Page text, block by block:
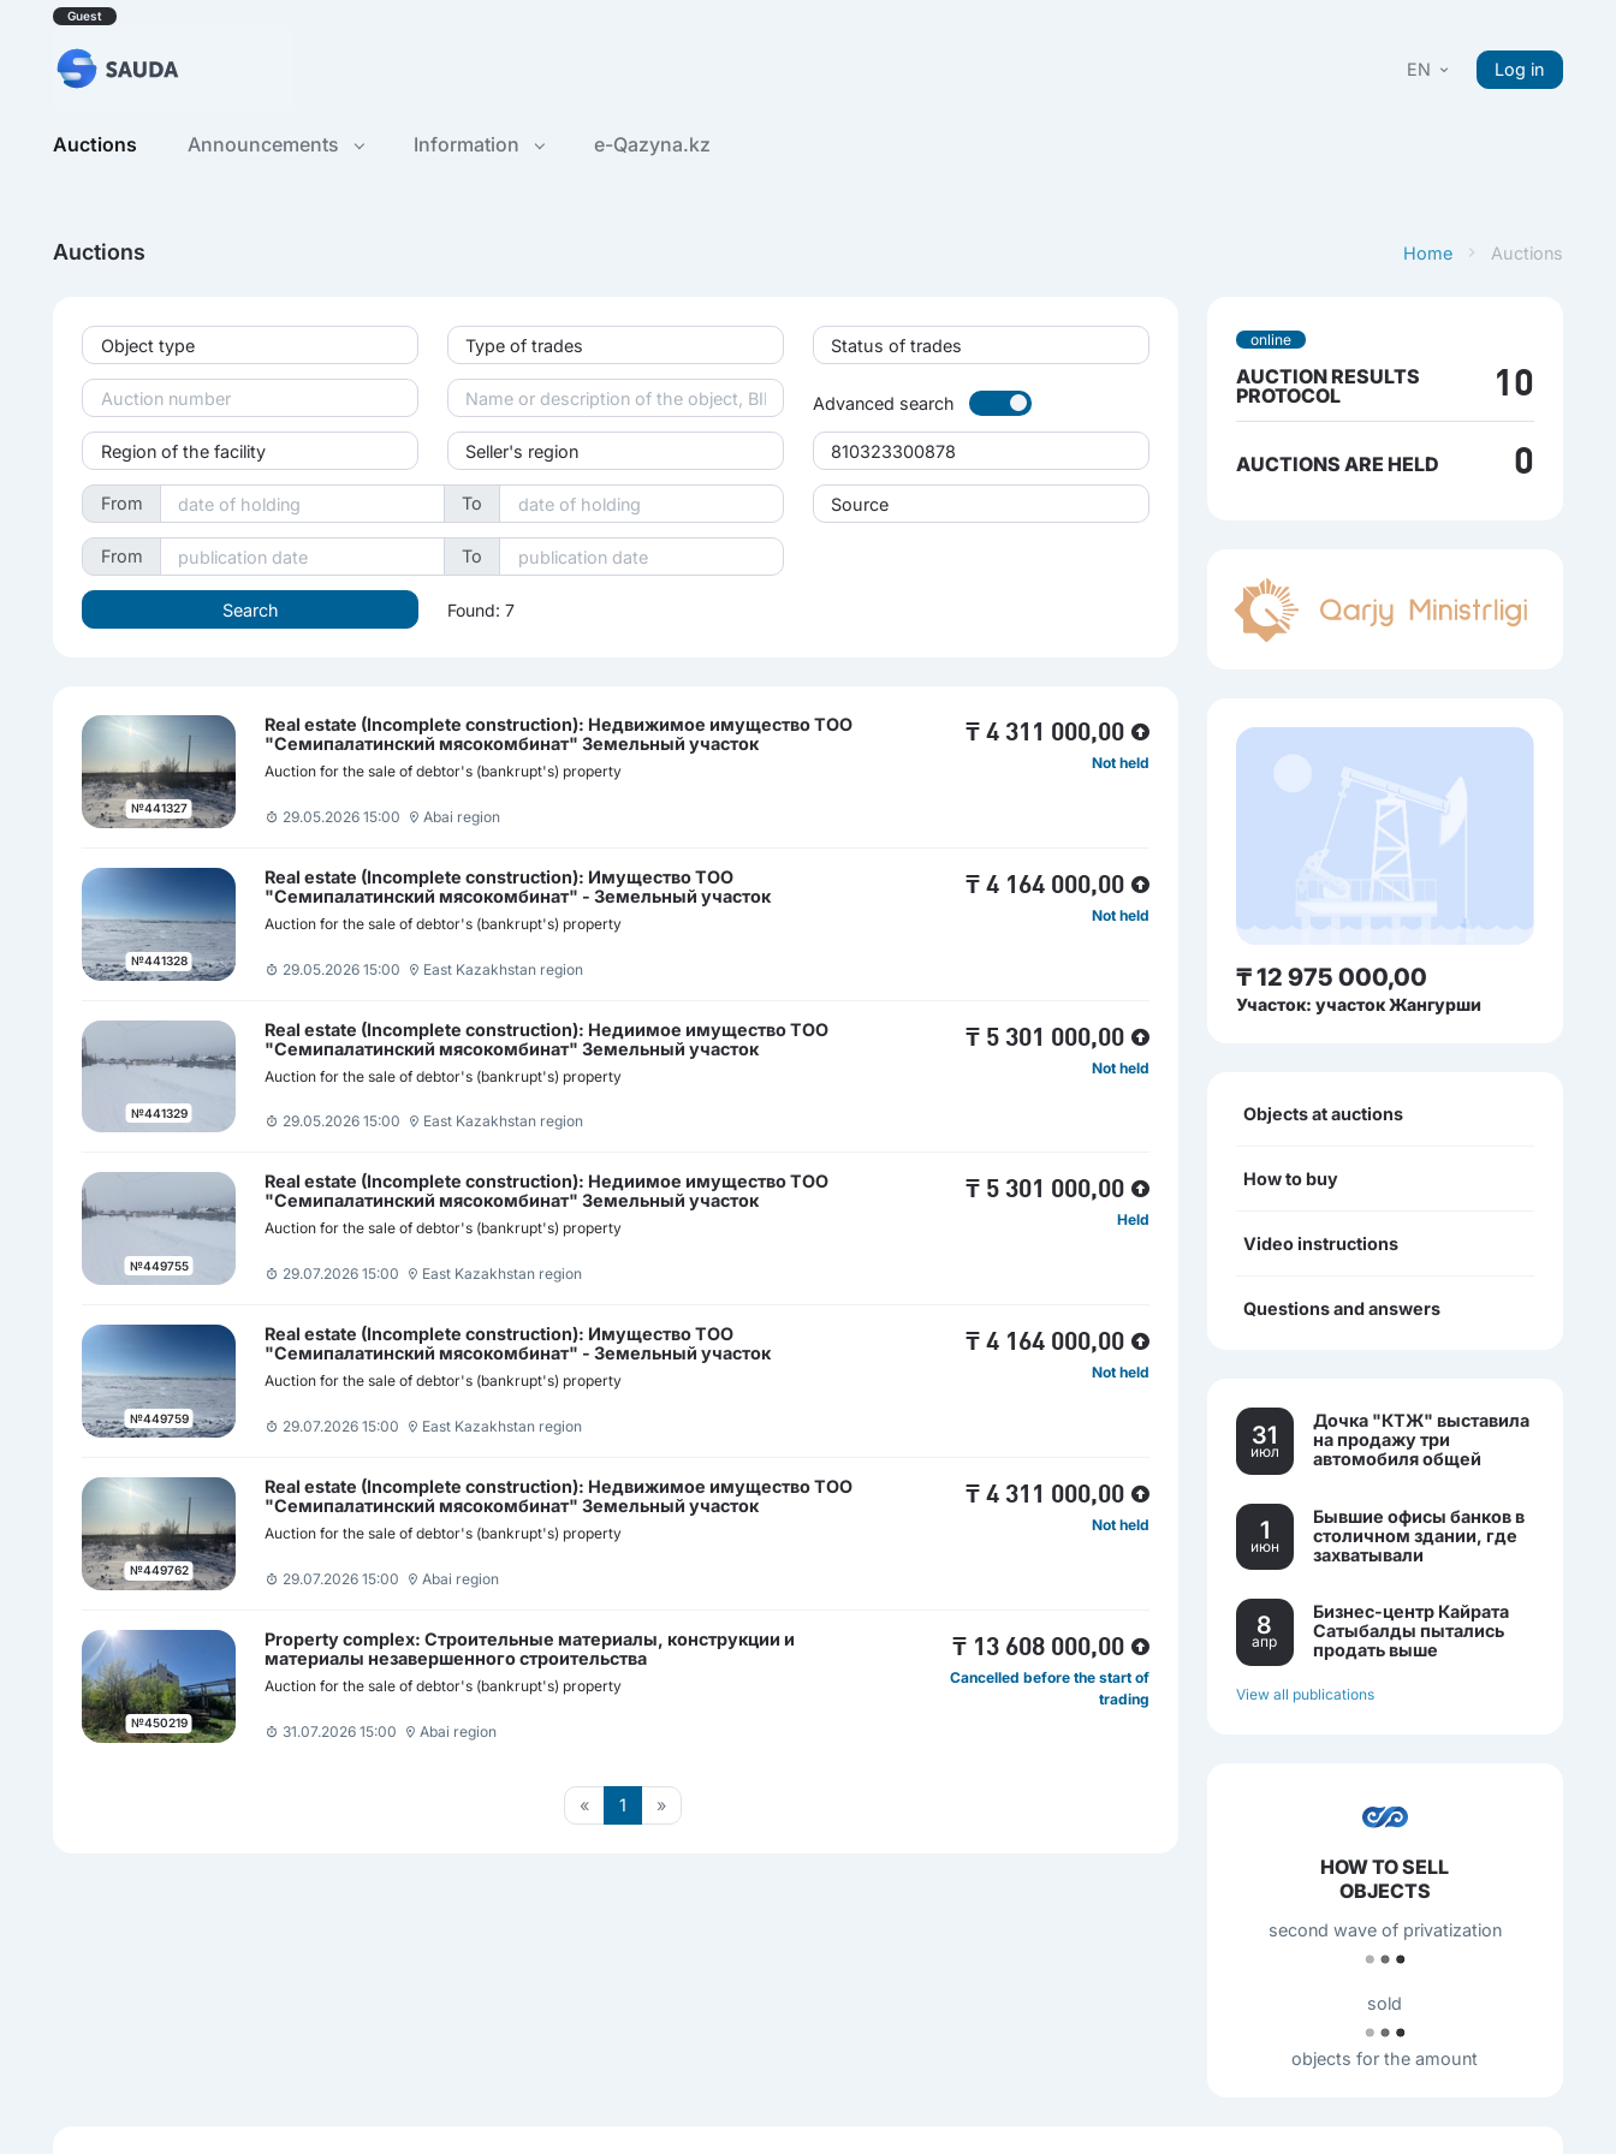
Guest
EN Log in
Auctions Announcements Information e-Qazyna.kz
Home Auctions
Auctions
Object type Type of trades Status of trades
Advanced search
Region of the facility Seller's region
From To Source
From To
Found: 7
№441327
Real estate (Incomplete construction): Недвижимое имущество ТОО
"Семипалатинский мясокомбинат" Земельный участок
Auction for the sale of debtor's (bankrupt's) property
29.05.2026 15:00 Abai region
₸ 4 311 000,00
Not held
№441328
Real estate (Incomplete construction): Имущество ТОО
"Семипалатинский мясокомбинат" - Земельный участок
Auction for the sale of debtor's (bankrupt's) property
29.05.2026 15:00 East Kazakhstan region
₸ 4 164 000,00
Not held
№441329
Real estate (Incomplete construction): Недиимое имущество ТОО
"Семипалатинский мясокомбинат" Земельный участок
Auction for the sale of debtor's (bankrupt's) property
29.05.2026 15:00 East Kazakhstan region
₸ 5 301 000,00
Not held
№449755
Real estate (Incomplete construction): Недиимое имущество ТОО
"Семипалатинский мясокомбинат" Земельный участок
Auction for the sale of debtor's (bankrupt's) property
29.07.2026 15:00 East Kazakhstan region
₸ 5 301 000,00
Held
№449759
Real estate (Incomplete construction): Имущество ТОО
"Семипалатинский мясокомбинат" - Земельный участок
Auction for the sale of debtor's (bankrupt's) property
29.07.2026 15:00 East Kazakhstan region
₸ 4 164 000,00
Not held
№449762
Real estate (Incomplete construction): Недвижимое имущество ТОО
"Семипалатинский мясокомбинат" Земельный участок
Auction for the sale of debtor's (bankrupt's) property
29.07.2026 15:00 Abai region
₸ 4 311 000,00
Not held
№450219
Property complex: Строительные материалы, конструкции и
материалы незавершенного строительства
Auction for the sale of debtor's (bankrupt's) property
31.07.2026 15:00 Abai region
₸ 13 608 000,00
Cancelled before the start of
trading
« 1 »
online
AUCTION RESULTS
PROTOCOL
10
AUCTIONS ARE HELD 0
₸ 12 975 000,00
Участок: участок Жангурши
Objects at auctions
How to buy
Video instructions
Questions and answers
31
июл
Дочка "КТЖ" выставила
на продажу три
автомобиля общей
1
июн
Бывшие офисы банков в
столичном здании, где
захватывали
8
апр
Бизнес-центр Кайрата
Сатыбалды пытались
продать выше
View all publications
HOW TO SELL
OBJECTS
second wave of privatization
sold
objects for the amount